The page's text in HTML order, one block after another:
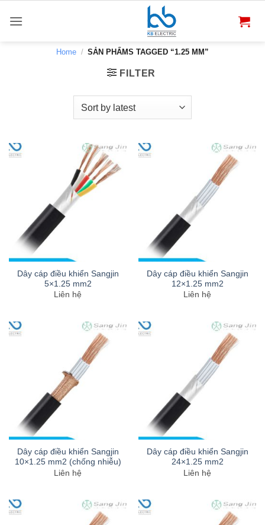
qua
Home / SẢN PHẨMS TAGGED “1.25 MM”
FILTER
Dây cáp điều khiển Sangjin
5×1.25 mm2
Liên hệ
Dây cáp điều khiển Sangjin
12×1.25 mm2
Liên hệ
Dây cáp điều khiển Sangjin
10×1.25 mm2 (chống nhiễu)
Liên hệ
Dây cáp điều khiển Sangjin
24×1.25 mm2
Liên hệ